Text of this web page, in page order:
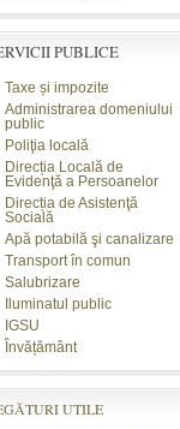
PUBLICE
Taxe și impozite
Administrarea domeniului
public
Poliţia locală
Direcția Locală de
Evidenţă a Persoanelor
Direcția de Asistenţă
Socială
Apă potabilă şi canalizare
Transport în comun
Salubrizare
Iluminatul public
IGSU
Învățământ
UTILE